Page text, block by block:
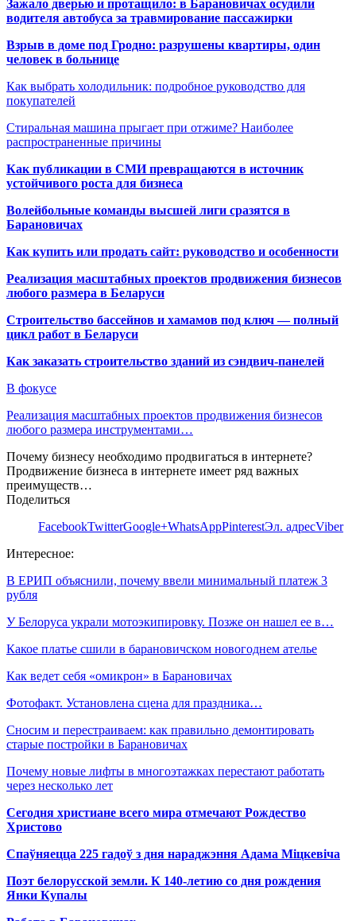
Зажало дверью и протащило: в Барановичах осудили
водителя автобуса за травмирование пассажирки
Взрыв в доме под Гродно: разрушены квартиры, один
человек в больнице
Как выбрать холодильник: подробное руководство для
покупателей
Стиральная машина прыгает при отжиме? Наиболее
распространенные причины
Как публикации в СМИ превращаются в источник
устойчивого роста для бизнеса
Волейбольные команды высшей лиги сразятся в
Барановичах
Как купить или продать сайт: руководство и особенности
Реализация масштабных проектов продвижения бизнесов
любого размера в Беларуси
Строительство бассейнов и хамамов под ключ — полный
цикл работ в Беларуси
Как заказать строительство зданий из сэндвич-панелей
В фокусе
Реализация масштабных проектов продвижения бизнесов
любого размера инструментами…
Почему бизнесу необходимо продвигаться в интернете?
Продвижение бизнеса в интернете имеет ряд важных
преимуществ…
Поделиться
FacebookTwitterGoogle+WhatsAppPinterestЭл. адресViber
Интересное:
В ЕРИП объяснили, почему ввели минимальный платеж 3
рубля
У Белоруса украли мотоэкипировку. Позже он нашел ее в…
Какое платье сшили в барановичском новогоднем ателье
Как ведет себя «омикрон» в Барановичах
Фотофакт. Установлена сцена для праздника…
Сносим и перестраиваем: как правильно демонтировать
старые постройки в Барановичах
Почему новые лифты в многоэтажках перестают работать
через несколько лет
Сегодня христиане всего мира отмечают Рождество
Христово
Спаўняецца 225 гадоў з дня нараджэння Адама Міцкевіча
Поэт белорусской земли. К 140-летию со дня рождения
Янки Купалы